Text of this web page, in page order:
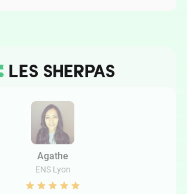
Agathe
ENS Lyon